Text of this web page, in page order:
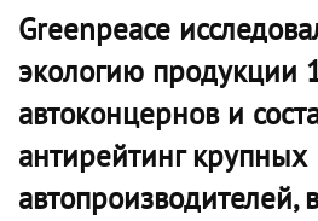
Greenpeace
экологию продукции
автоконцернов и
антирейтинг крупных
автопроизводителей,